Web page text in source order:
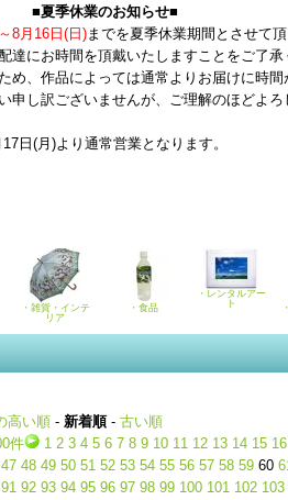
■夏季休業のお知らせ■
8月16日(日)までを夏季休業期間とさせて頂
達にお時間を頂戴いたしますことをご了承
め、作品によっては通常よりお届けに時間
申し訳ございませんが、ご理解のほどよろ
日(月)より通常営業となります。
・雑貨・インテ
リア
・食品
・レンタルアー
ト
高い順 - 新着順- 古い順
件 1 2 3 4 5 6 7 8 9 10 11 12 13 14 15 16
47 48 49 50 51 52 53 54 55 56 57 58 59 60
91 92 93 94 95 96 97 98 99 100 101 102 103